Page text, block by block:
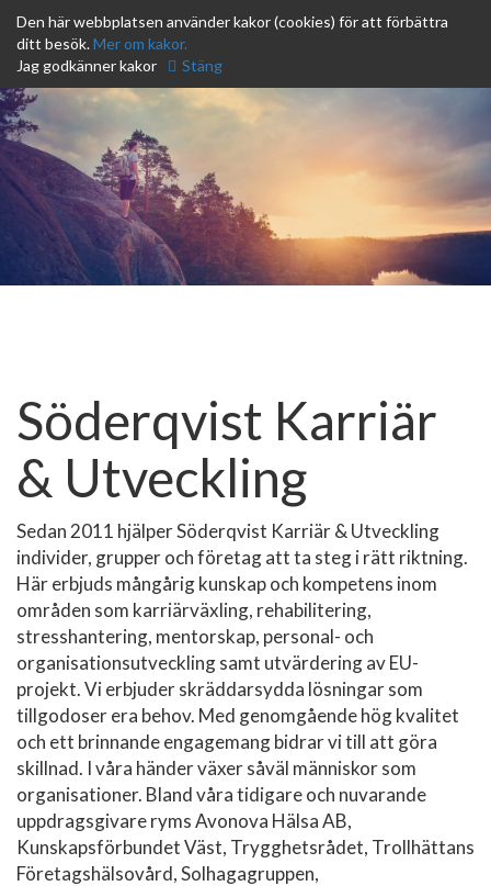
Skip
content
Söderqvist Karriär
& Utveckling
Sedan 2011 hjälper Söderqvist Karriär & Utveckling
individer, grupper och företag att ta steg i rätt riktning.
Här erbjuds mångårig kunskap och kompetens inom
områden som karriärväxling, rehabilitering,
stresshantering, mentorskap, personal- och
organisationsutveckling samt utvärdering av EU-
projekt. Vi erbjuder skräddarsydda lösningar som
tillgodoser era behov. Med genomgående hög kvalitet
och ett brinnande engagemang bidrar vi till att göra
skillnad. I våra händer växer såväl människor som
organisationer. Bland våra tidigare och nuvarande
uppdragsgivare ryms Avonova Hälsa AB,
Kunskapsförbundet Väst, Trygghetsrådet, Trollhättans
Företagshälsovård, Solhagagruppen,
Den här webbplatsen använder kakor (cookies) för att förbättra
ditt besök.Mer om kakor.
Jag godkänner kakor
Stäng